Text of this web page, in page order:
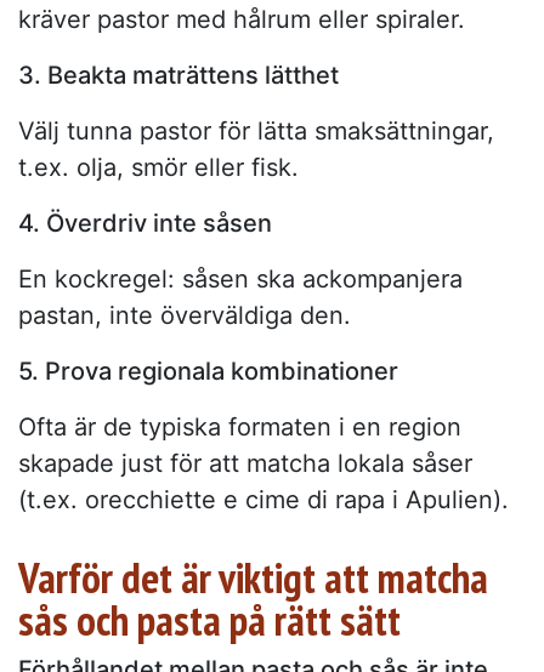
kräver pastor med hålrum eller spiraler.
3. Beakta maträttens lätthet
Välj tunna pastor för lätta smaksättningar,
t.ex. olja, smör eller fisk.
4. Överdriv inte såsen
En kockregel: såsen ska ackompanjera
pastan, inte överväldiga den.
5. Prova regionala kombinationer
Ofta är de typiska formaten i en region
skapade just för att matcha lokala såser
(t.ex. orecchiette e cime di rapa i Apulien).
Varför det är viktigt att matcha
sås och pasta på rätt sätt